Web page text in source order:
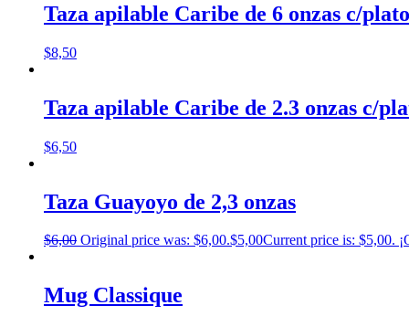
Taza apilable Caribe de 6 onzas c/plato
$8,50
Taza apilable Caribe de 2.3 onzas c/
$6,50
Taza Guayoyo de 2,3 onzas
$6,00 Original price was: $6,00.$5,00Current price is: $5,00.
Mug Classique